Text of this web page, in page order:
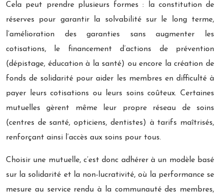
Cela peut prendre plusieurs formes : la constitution de
réserves pour garantir la solvabilité sur le long terme,
l’amélioration des garanties sans augmenter les
cotisations, le financement d’actions de prévention
(dépistage, éducation à la santé) ou encore la création de
fonds de solidarité pour aider les membres en difficulté à
payer leurs cotisations ou leurs soins coûteux. Certaines
mutuelles gèrent même leur propre réseau de soins
(centres de santé, opticiens, dentistes) à tarifs maîtrisés,
renforçant ainsi l’accès aux soins pour tous.
Choisir une mutuelle, c’est donc adhérer à un modèle basé
sur la solidarité et la non-lucrativité, où la performance se
mesure au service rendu à la communauté des membres,